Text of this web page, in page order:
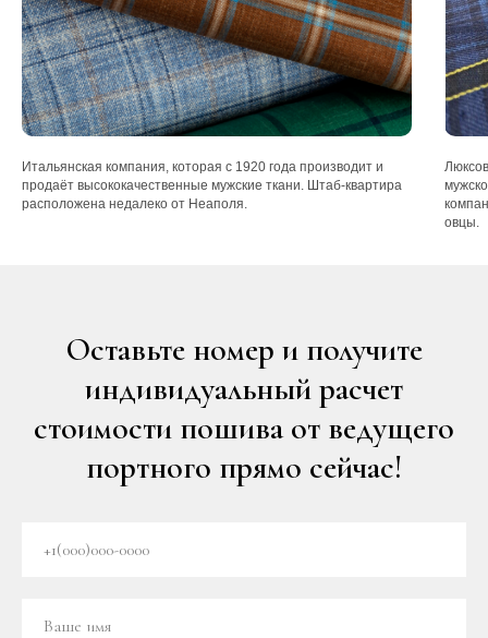
Итальянская компания, которая с 1920 года производит и
продаёт высококачественные мужские ткани. Штаб-квартира
расположена недалеко от Неаполя.
овцы.
Оставьте номер и получите
индивидуальный расчет
стоимости пошива от ведущего
портного прямо сейчас!